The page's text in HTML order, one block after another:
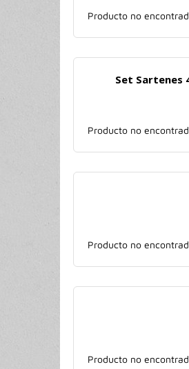
Producto no
Set Sartenes
Producto no
Producto no
Producto no